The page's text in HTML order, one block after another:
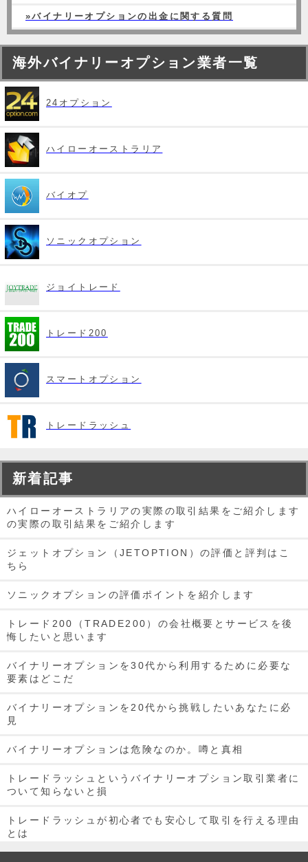
»バイナリーオプションの出金に関する質問
海外バイナリーオプション業者一覧
24オプション
ハイローオーストラリア
バイオプ
ソニックオプション
ジョイトレード
トレード200
スマートオプション
トレードラッシュ
新着記事
ハイローオーストラリアの実際の取引結果をご紹介します
の実際の取引結果をご紹介します
ジェットオプション（JETOPTION）の評価と評判はこ
ちら
ソニックオプションの評価ポイントを紹介します
トレード200（TRADE200）の会社概要とサービスを後
悔したいと思います
バイナリーオプションを30代から利用するために必要な
要素はどこだ
バイナリーオプションを20代から挑戦したいあなたに必
見
バイナリーオプションは危険なのか。噂と真相
トレードラッシュというバイナリーオプション取引業者に
ついて知らないと損
トレードラッシュが初心者でも安心して取引を行える理由
とは